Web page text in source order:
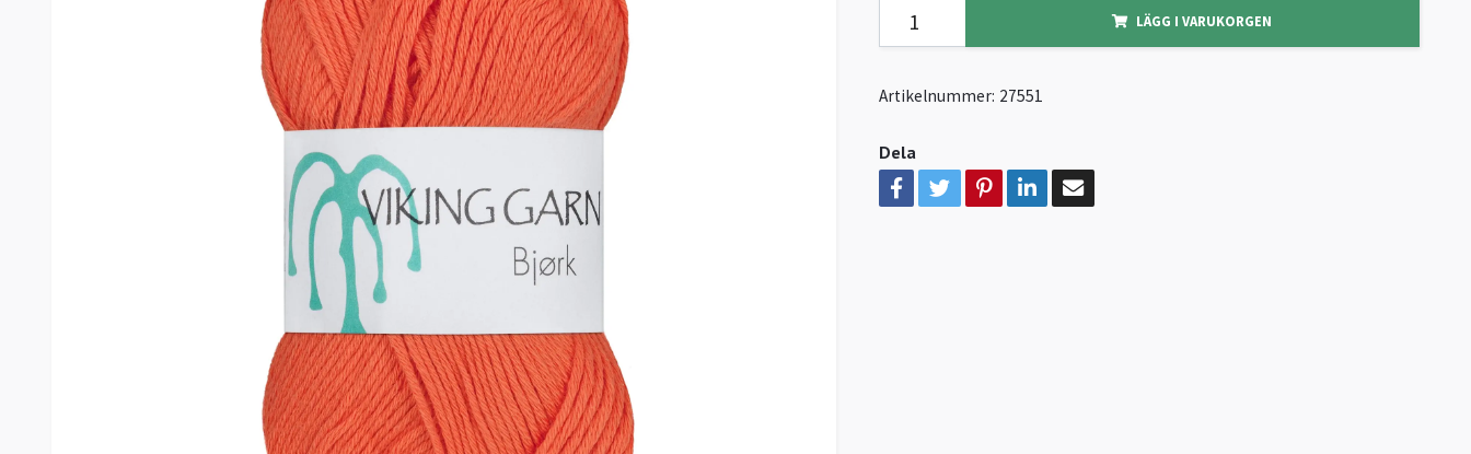
LÄGG I VARUKORGEN
Artikelnummer: 27551
Dela